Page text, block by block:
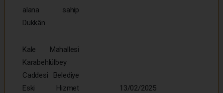
alana sahip
Dükkân
Kale Mahallesi
Karabehlülbey
Caddesi Belediye
Eski Hizmet
13/02/2025